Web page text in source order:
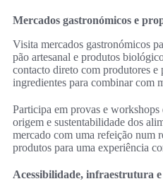
Mercados gastronómicos e
Visita mercados gastronómicos
pão artesanal e produtos
contacto direto com produtores e
ingredientes para combinar com
Participa em provas e
origem e sustentabilidade dos
mercado com uma refeição num
produtos para uma experiência
Acessibilidade, infraestrutura